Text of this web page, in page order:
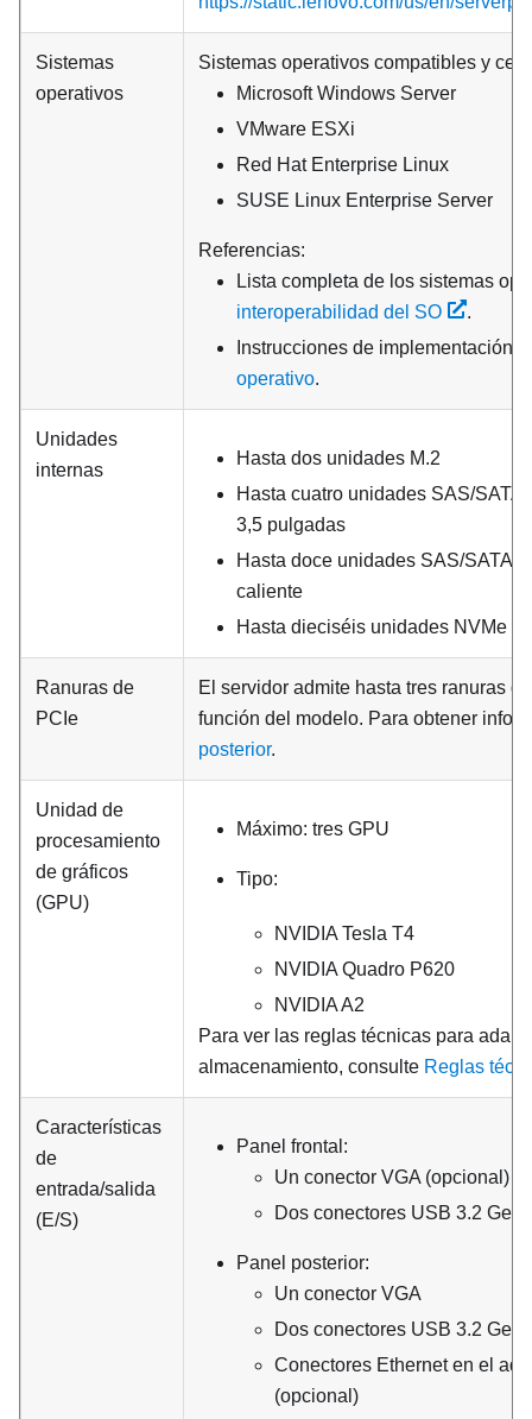
Sistemas
operativos
Sistemas operativos compatibles y
Microsoft Windows Server
VMware ESXi
Red Hat Enterprise Linux
SUSE Linux Enterprise Server
Referencias:
Lista completa de los sistemas
interoperabilidad del SO
.
Instrucciones de implementación
operativo.
Unidades
internas
Hasta dos unidades M.2
Hasta cuatro unidades SAS/
3,5 pulgadas
Hasta doce unidades SAS/SATA
caliente
Hasta dieciséis unidades NVMe
Ranuras de
PCIe
El servidor admite hasta tres ranuras
función del modelo. Para obtener
posterior.
Unidad de
procesamiento
de gráficos
(GPU)
Máximo: tres GPU
Tipo:
NVIDIA Tesla T4
NVIDIA Quadro P620
NVIDIA A2
Para ver las reglas técnicas para
almacenamiento, consulte Reglas
Características
de
entrada/salida
(E/S)
Panel frontal:
Un conector VGA (opcional)
Dos conectores USB 3.2 Gen
Panel posterior:
Un conector VGA
Dos conectores USB 3.2 Gen
Conectores Ethernet en el
(opcional)